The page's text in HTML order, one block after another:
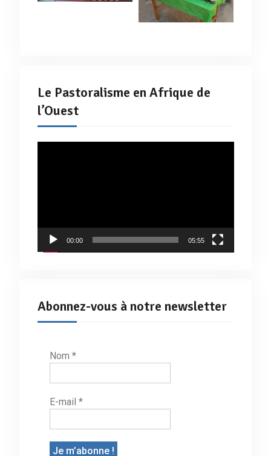
Le Pastoralisme en Afrique de
l’Ouest
00:00 05:55
Abonnez-vous à notre newsletter
Nom *
E-mail *